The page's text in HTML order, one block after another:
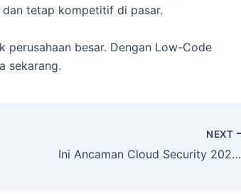
tetap kompetitif di pasar.
besar. Dengan Low-Code
sekarang.
NEXT
Ini Ancaman Cloud Security 2025 yang Bisa Bikin Bisnis Anda Rugi Besar